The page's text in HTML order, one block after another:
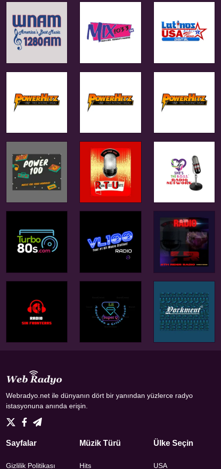
Webradyo.net ile dünyanın dört bir yanından yüzlerce radyo
istasyonuna anında erişin.
Sayfalar
Gizlilik Politikası
Müzik Türü
Hits
Ülke Seçin
USA